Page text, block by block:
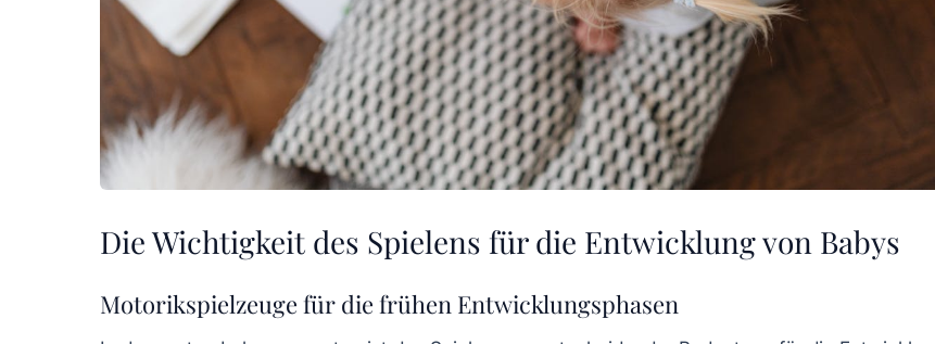
Die Wichtigkeit des Spielens für die Entwicklung von Babys
Motorikspielzeuge für die frühen Entwicklungsphasen